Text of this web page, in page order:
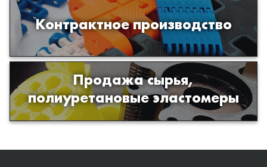
Контрактное производство
Производство изделий из пластиков
и полимеров по образцам либо
чертежам заказчика
Продажа сырья,
полиуретановые эластомеры
Продажа сырья для производства
изделий из полиуретана